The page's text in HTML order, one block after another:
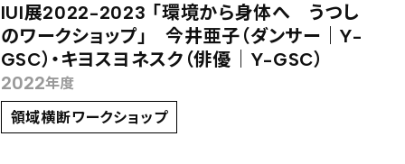
IUI展2022-2023 「環境から身体へ うつし
のワークショップ」 今井亜子（ダンサー｜Y-
GSC）・キヨスヨネスク（俳優｜Y-GSC）
2022年度
領域横断ワークショップ